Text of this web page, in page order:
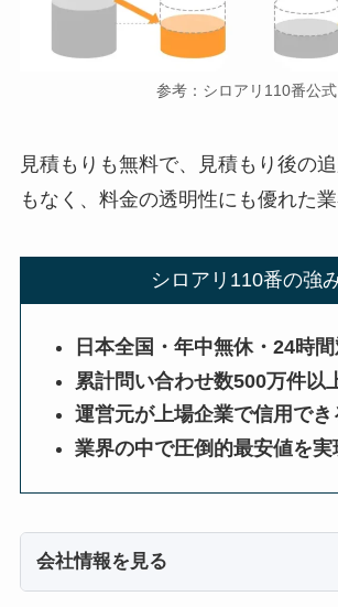
参考：シロアリ110番公式
見積もりも無料で、見積もり後の
もなく、料金の透明性にも優れた業
シロアリ110番の強
日本全国・年中無休・24時
累計問い合わせ数500万件以
運営元が上場企業で信用でき
業界の中で圧倒的最安値を実
会社情報を見る